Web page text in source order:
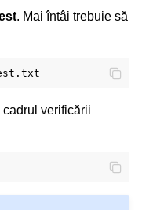
. Mai întâi trebuie să
verificării